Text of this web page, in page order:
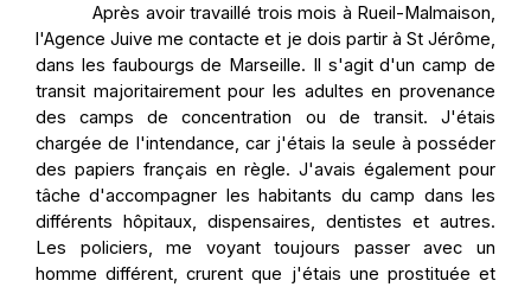
Après avoir travaillé trois mois à Rueil-Malmaison,
l'Agence Juive me contacte et je dois partir à St Jérôme,
dans les faubourgs de Marseille. Il s'agit d'un camp de
transit majoritairement pour les adultes en provenance
des camps de concentration ou de transit. J'étais
chargée de l'intendance, car j'étais la seule à posséder
des papiers français en règle. J'avais également pour
tâche d'accompagner les habitants du camp dans les
différents hôpitaux, dispensaires, dentistes et autres.
Les policiers, me voyant toujours passer avec un
homme différent, crurent que j'étais une prostituée et